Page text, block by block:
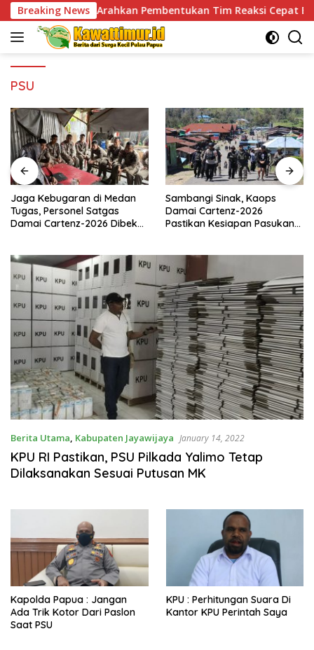
Skip
to
content
Breaking News
Arahkan Pembentukan Tim Reaksi Cepat Bencana
PSU
Jaga Kebugaran di Medan
Tugas, Personel Satgas
Damai Cartenz-2026 Dibekali
Sambangi Sinak, Kaops
Damai Cartenz-2026
Pastikan Kesiapan Pasukan
Berita Utama, Kabupaten Jayawijaya January 14, 2022
KPU RI Pastikan, PSU Pilkada Yalimo Tetap
Dilaksanakan Sesuai Putusan MK
Kapolda Papua : Jangan
Ada Trik Kotor Dari Paslon
Saat PSU
KPU : Perhitungan Suara Di
Kantor KPU Perintah Saya